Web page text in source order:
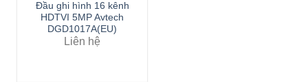
Đầu ghi hình 16 kênh
HDTVI 5MP Avtech
DGD1017A(EU)
Liên hệ